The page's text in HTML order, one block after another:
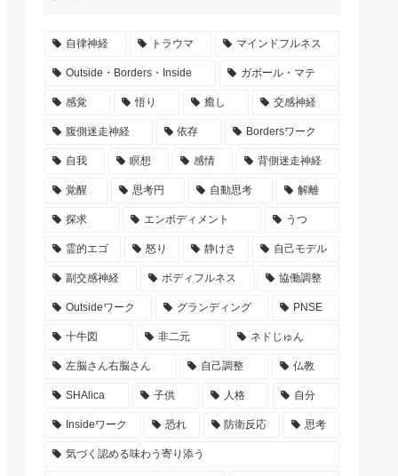
自律神経 トラウマ マインドフルネス
Outside・Borders・Inside ガボール・マテ
感覚 悟り 癒し 交感神経
腹側迷走神経 依存 Bordersワーク
自我 瞑想 感情 背側迷走神経
覚醒 思考円 自動思考 解離
探求 エンボディメント うつ
霊的エゴ 怒り 静けさ 自己モデル
副交感神経 ボディフルネス 協働調整
Outsideワーク グランディング PNSE
十牛図 非二元 ネドじゅん
左脳さん右脳さん 自己調整 仏教
SHAlica 子供 人格 自分
Insideワーク 恐れ 防衛反応 思考
気づく認める味わう寄り添う